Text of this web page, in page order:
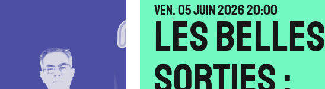
VENDREDI
VEN. 05JUIN
JUIN 2026 20:00
LES BELLES